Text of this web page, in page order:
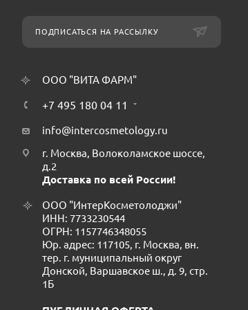
ПОДПИСАТЬСЯ НА РАССЫЛКУ
ООО "ВИТА ФАРМ"
+7 495 180 04 11
info@intercosmetology.ru
г. Москва, Волоколамское шоссе,
д.2
Доставка по всей России!
ООО "ИнтерКосметолоджи"
ИНН: 7733230544
ОГРН: 1157746348055
Юр. адрес: 117105, г. Москва, вн.
тер. г. муниципальный округ
Донской, Варшавское ш., д. 9, стр.
1Б